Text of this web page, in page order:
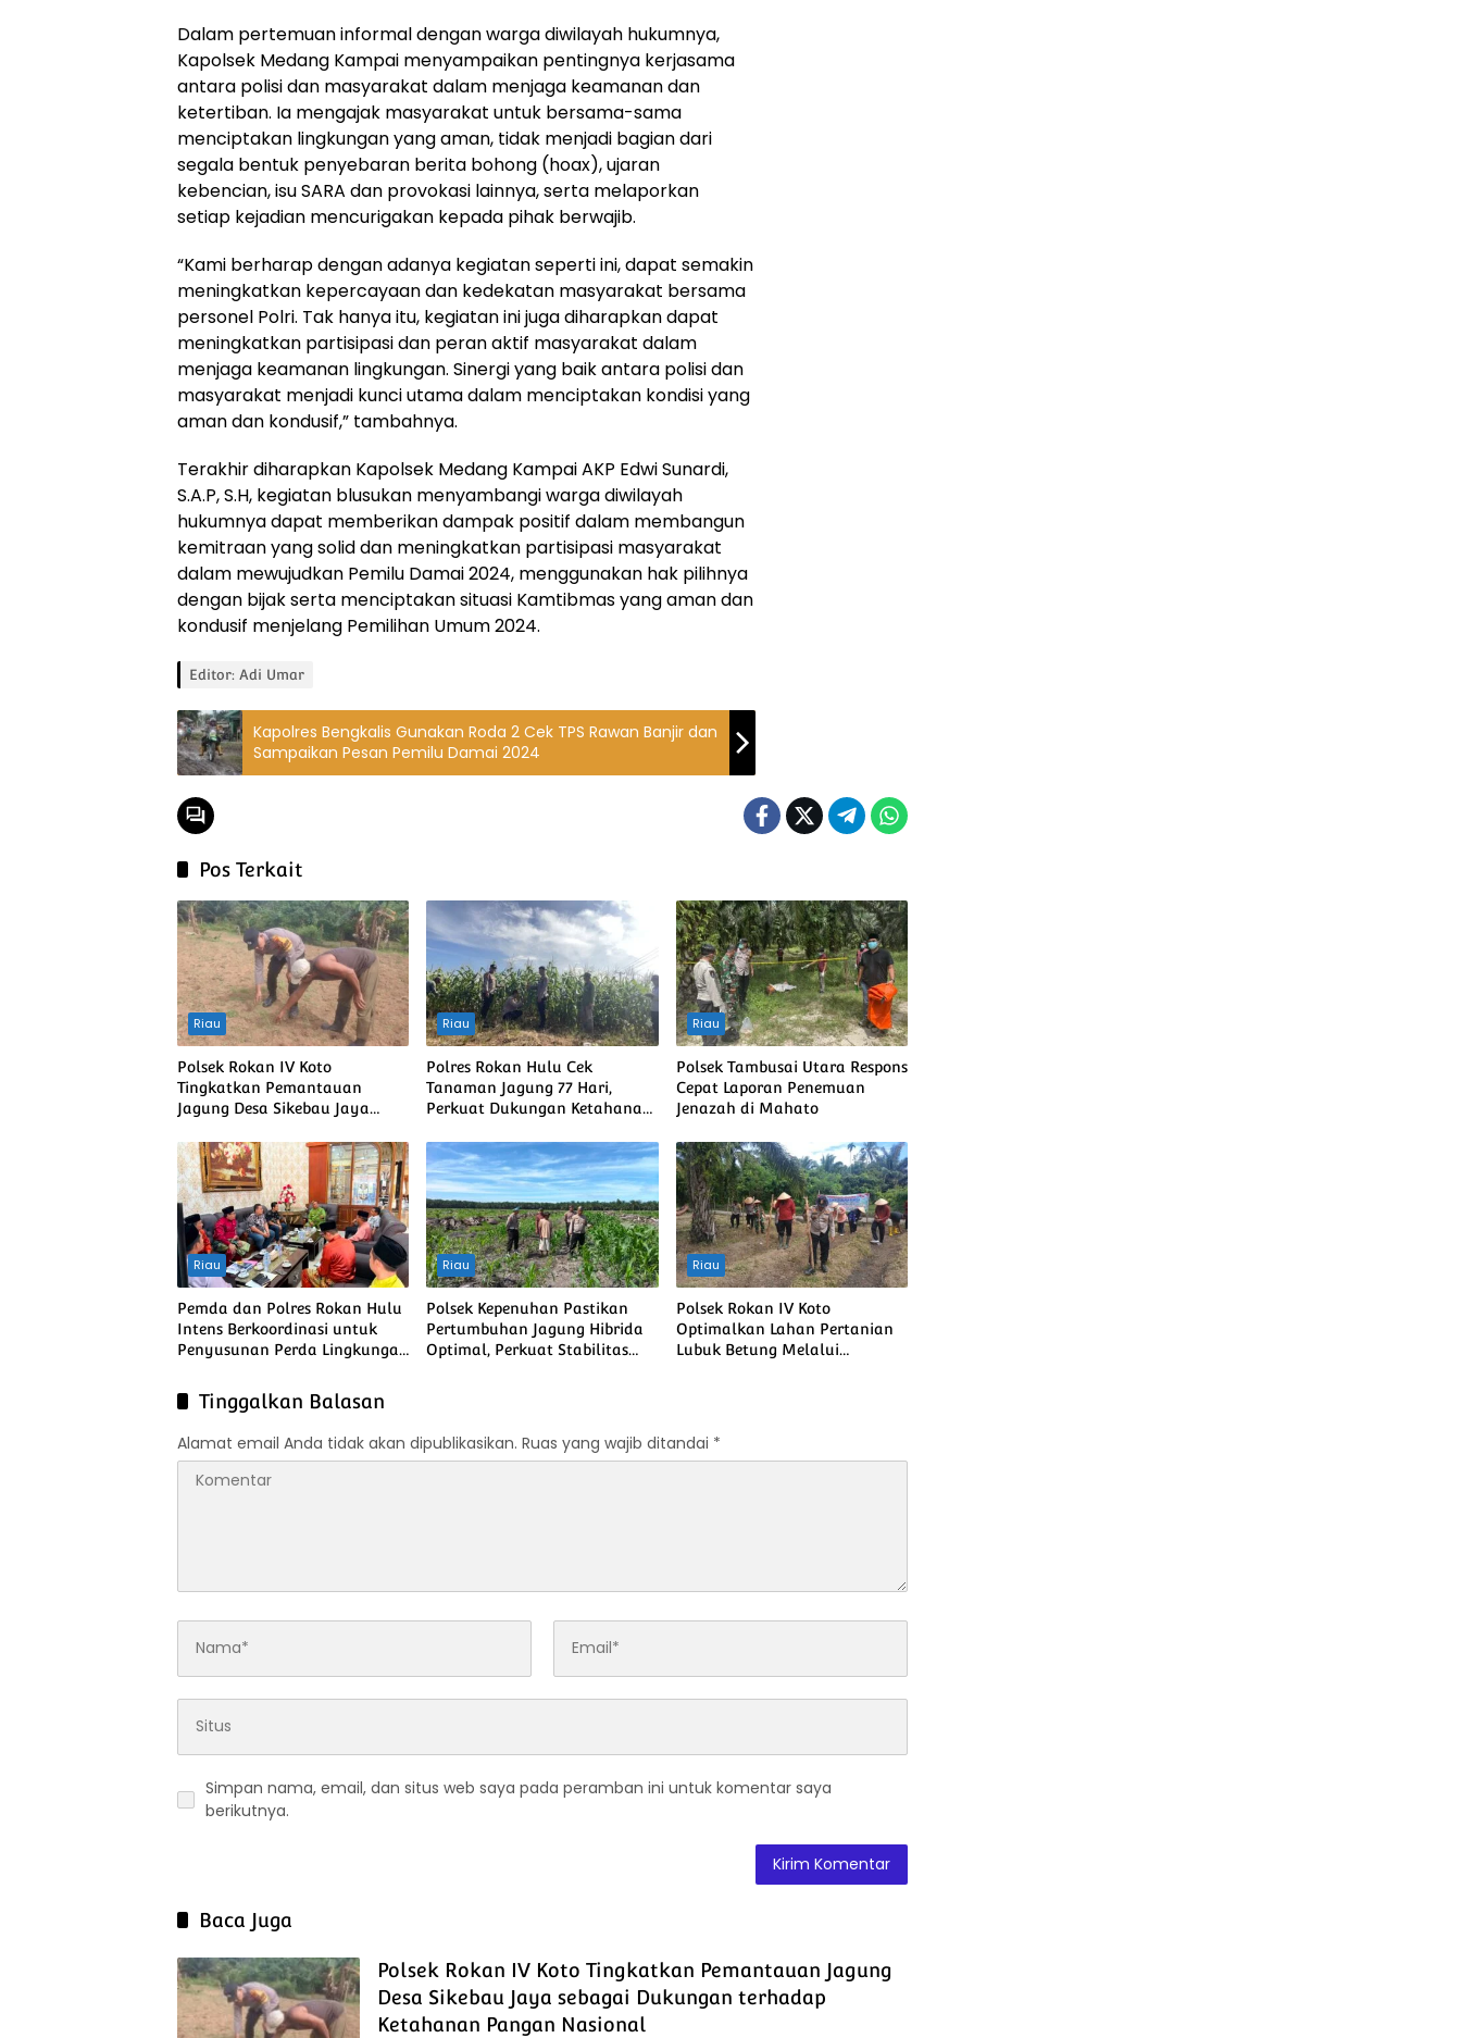
Dalam pertemuan informal dengan warga diwilayah hukumnya,
Kapolsek Medang Kampai menyampaikan pentingnya kerjasama
antara polisi dan masyarakat dalam menjaga keamanan dan
ketertiban. Ia mengajak masyarakat untuk bersama-sama
menciptakan lingkungan yang aman, tidak menjadi bagian dari
segala bentuk penyebaran berita bohong (hoax), ujaran
kebencian, isu SARA dan provokasi lainnya, serta melaporkan
setiap kejadian mencurigakan kepada pihak berwajib.
“Kami berharap dengan adanya kegiatan seperti ini, dapat semakin
meningkatkan kepercayaan dan kedekatan masyarakat bersama
personel Polri. Tak hanya itu, kegiatan ini juga diharapkan dapat
meningkatkan partisipasi dan peran aktif masyarakat dalam
menjaga keamanan lingkungan. Sinergi yang baik antara polisi dan
masyarakat menjadi kunci utama dalam menciptakan kondisi yang
aman dan kondusif,” tambahnya.
Terakhir diharapkan Kapolsek Medang Kampai AKP Edwi Sunardi,
S.A.P, S.H, kegiatan blusukan menyambangi warga diwilayah
hukumnya dapat memberikan dampak positif dalam membangun
kemitraan yang solid dan meningkatkan partisipasi masyarakat
dalam mewujudkan Pemilu Damai 2024, menggunakan hak pilihnya
dengan bijak serta menciptakan situasi Kamtibmas yang aman dan
kondusif menjelang Pemilihan Umum 2024.
Editor: Adi Umar
Kapolres Bengkalis Gunakan Roda 2 Cek TPS Rawan Banjir dan
Sampaikan Pesan Pemilu Damai 2024
Pos Terkait
Riau
Polsek Rokan IV Koto
Tingkatkan Pemantauan
Jagung Desa Sikebau Jaya
Ketahanan Pangan Nasional
Riau
Polres Rokan Hulu Cek
Tanaman Jagung 77 Hari,
Perkuat Dukungan Ketahanan
Riau
Polsek Tambusai Utara Respons
Cepat Laporan Penemuan
Jenazah di Mahato
Riau
Pemda dan Polres Rokan Hulu
Intens Berkoordinasi untuk
Penyusunan Perda Lingkungan
Mendukung Program Green
Policing
Riau
Polsek Kepenuhan Pastikan
Pertumbuhan Jagung Hibrida
Optimal, Perkuat Stabilitas
Riau
Polsek Rokan IV Koto
Optimalkan Lahan Pertanian
Lubuk Betung Melalui
Tinggalkan Balasan
Alamat email Anda tidak akan dipublikasikan. Ruas yang wajib ditandai *
Simpan nama, email, dan situs web saya pada peramban ini untuk komentar saya
berikutnya.
Baca Juga
Polsek Rokan IV Koto Tingkatkan Pemantauan Jagung
Desa Sikebau Jaya sebagai Dukungan terhadap
Ketahanan Pangan Nasional